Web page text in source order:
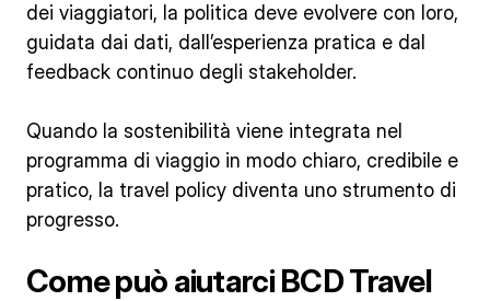
dei viaggiatori, la politica deve evolvere con loro,
guidata dai dati, dall’esperienza pratica e dal
feedback continuo degli stakeholder.
Quando la sostenibilità viene integrata nel
programma di viaggio in modo chiaro, credibile e
pratico, la travel policy diventa uno strumento di
progresso.
Come può aiutarci BCD Travel